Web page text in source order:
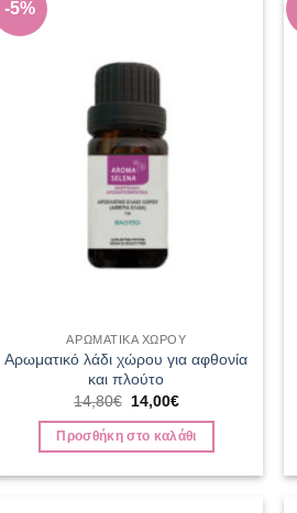
-5%
ΑΡΩΜΑΤΙΚΑ ΧΩΡΟΥ
Αρωματικό λάδι χώρου για αφθονία
και πλούτο
14,80€ Original
was:
14,80€.
14,00€Η
τιμή
είναι:
Προσθήκη στο καλάθι